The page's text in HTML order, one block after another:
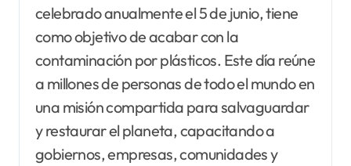
celebrado anualmente el 5 de junio, tiene
como objetivo de acabar con la
contaminación por plásticos. Este día reúne
a millones de personas de todo el mundo en
una misión compartida para salvaguardar
y restaurar el planeta, capacitando a
gobiernos, empresas, comunidades y